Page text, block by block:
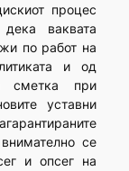
процес
ваквата
по работ на
и од
при
уставни
се
и опсег на